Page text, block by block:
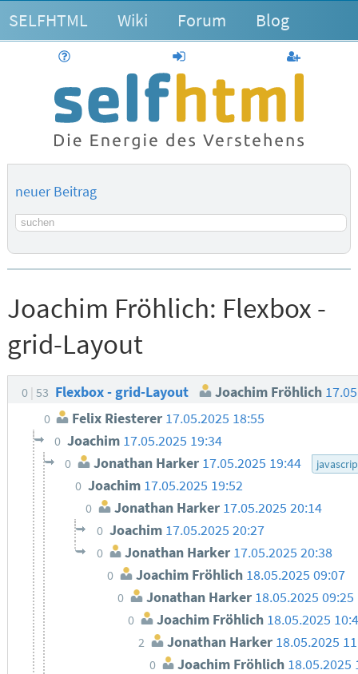
SELFHTML Wiki Forum Blog
anmelden
neuer Beitrag
Suchbegriff
Joachim Fröhlich: Flexbox -
grid-Layout
0 53 Flexbox - grid-Layout Joachim Fröhlich
0 Felix Riesterer 17.05.2025 18:55
0 Joachim 17.05.2025 19:34
0 Jonathan Harker 17.05.2025 19:44
0 Joachim 17.05.2025 19:52
0 Jonathan Harker 17.05.2025 20:14
0 Joachim 17.05.2025 20:27
0 Jonathan Harker 17.05.2025 20:38
0 Joachim Fröhlich 18.05.2025 09:07
0 Jonathan Harker 18.05.2025 09:25
0 Joachim Fröhlich 18.05.2025
2 Jonathan Harker 18.05.2025
0 Joachim Fröhlich 18.05.2025